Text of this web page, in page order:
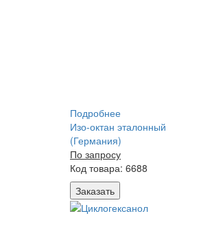
Подробнее
Изо-октан эталонный
(Германия)
По запросу
Код товара: 6688
Заказать